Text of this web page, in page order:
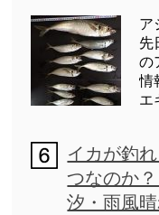
ア
先
の
情
エ
イカが釣
つなのか
汐・雨風